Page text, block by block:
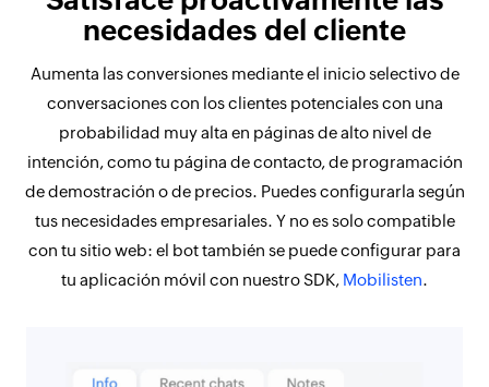
necesidades del cliente
Aumenta las conversiones mediante el inicio selectivo de
conversaciones con los clientes potenciales con una
probabilidad muy alta en páginas de alto nivel de
intención, como tu página de contacto, de programación
de demostración o de precios. Puedes configurarla según
tus necesidades empresariales. Y no es solo compatible
con tu sitio web: el bot también se puede configurar para
tu aplicación móvil con nuestro SDK, Mobilisten.